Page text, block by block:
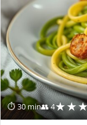
⏱ 30 min👥 4